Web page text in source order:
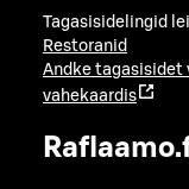
Tagasisidelingid
Restoranid
Andke tagasisidet
vahekaardis